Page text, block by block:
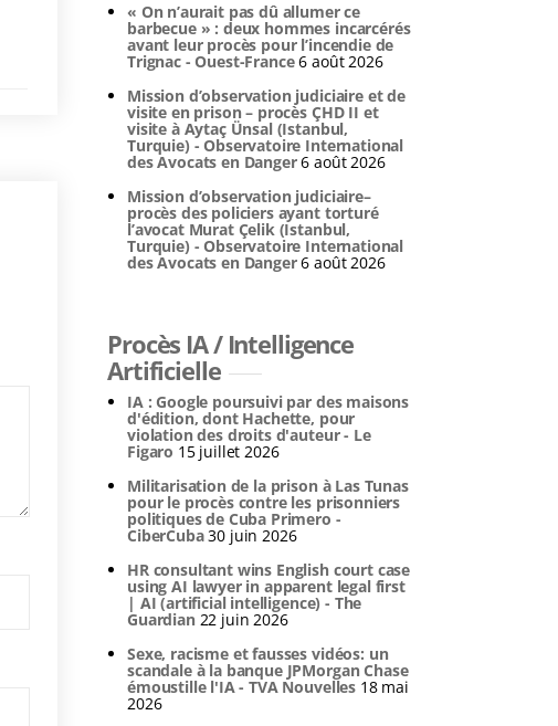
« On n’aurait pas dû allumer ce
barbecue » : deux hommes incarcérés
avant leur procès pour l’incendie de
Trignac - Ouest-France 6 août 2026
Mission d’observation judiciaire et de
visite en prison – procès ÇHD II et
visite à Aytaç Ünsal (Istanbul,
Turquie) - Observatoire International
des Avocats en Danger 6 août 2026
Mission d’observation judiciaire–
procès des policiers ayant torturé
l’avocat Murat Çelik (Istanbul,
Turquie) - Observatoire International
des Avocats en Danger 6 août 2026
Procès IA / Intelligence
Artificielle
IA : Google poursuivi par des maisons
d'édition, dont Hachette, pour
violation des droits d'auteur - Le
Figaro 15 juillet 2026
Militarisation de la prison à Las Tunas
pour le procès contre les prisonniers
politiques de Cuba Primero -
CiberCuba 30 juin 2026
HR consultant wins English court case
using AI lawyer in apparent legal first
| AI (artificial intelligence) - The
Guardian 22 juin 2026
Sexe, racisme et fausses vidéos: un
scandale à la banque JPMorgan Chase
émoustille l'IA - TVA Nouvelles 18 mai
2026